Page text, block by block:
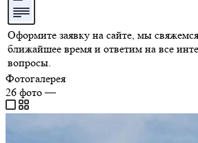
Оформите заявку на сайте, мы
ближайшее время и ответим на все
вопросы.
Фотогалерея
26 фото—